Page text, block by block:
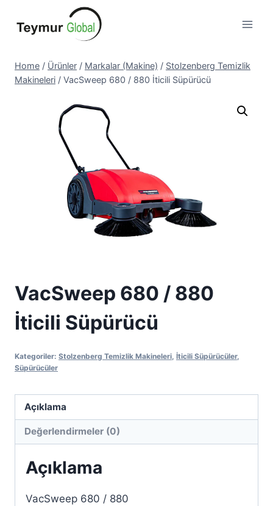
Home / Ürünler / Markalar (Makine) / Stolzenberg Temizlik
Makineleri / VacSweep 680 / 880 İticili Süpürücü
VacSweep 680 / 880
İticili Süpürücü
Kategoriler: Stolzenberg Temizlik Makineleri, İticili Süpürücüler,
Süpürücüler
Açıklama
Değerlendirmeler (0)
Açıklama
VacSweep 680 / 880